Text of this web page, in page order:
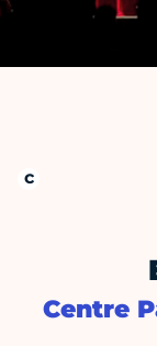
Centre